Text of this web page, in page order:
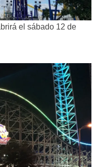
el sábado 12 de